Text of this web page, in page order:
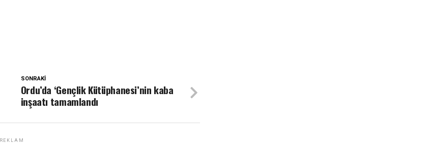
SONRAKI
Ordu’da ‘Gençlik Kütüphanesi’nin kaba
inşaatı tamamlandı
REKLAM